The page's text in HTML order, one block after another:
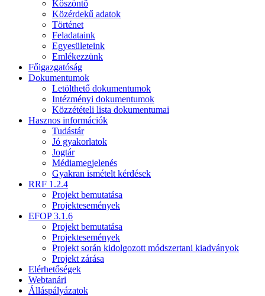
Köszöntő
Közérdekű adatok
Történet
Feladataink
Egyesületeink
Emlékezzünk
Főigazgatóság
Dokumentumok
Letölthető dokumentumok
Intézményi dokumentumok
Közzétételi lista dokumentumai
Hasznos információk
Tudástár
Jó gyakorlatok
Jogtár
Médiamegjelenés
Gyakran ismételt kérdések
RRF 1.2.4
Projekt bemutatása
Projektesemények
EFOP 3.1.6
Projekt bemutatása
Projektesemények
Projekt során kidolgozott módszertani kiadványok
Projekt zárása
Elérhetőségek
Webtanári
Álláspályázatok